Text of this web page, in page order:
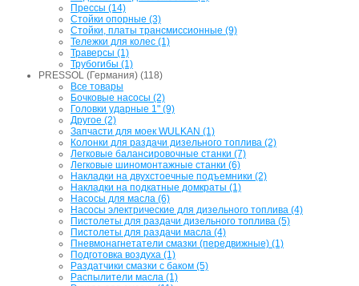
Прессы (14)
Стойки опорные (3)
Стойки, платы трансмиссионные (9)
Тележки для колес (1)
Траверсы (1)
Трубогибы (1)
PRESSOL (Германия) (118)
Все товары
Бочковые насосы (2)
Головки ударные 1" (9)
Другое (2)
Запчасти для моек WULKAN (1)
Колонки для раздачи дизельного топлива (2)
Легковые балансировочные станки (7)
Легковые шиномонтажные станки (6)
Накладки на двухстоечные подъемники (2)
Накладки на подкатные домкраты (1)
Насосы для масла (6)
Насосы электрические для дизельного топлива (4)
Пистолеты для раздачи дизельного топлива (5)
Пистолеты для раздачи масла (4)
Пневмонагнетатели смазки (передвижные) (1)
Подготовка воздуха (1)
Раздатчики смазки с баком (5)
Распылители масла (1)